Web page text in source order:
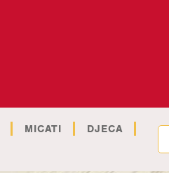
MICATI DJECA